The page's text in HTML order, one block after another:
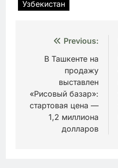
Узбекистан
Навигация
записям
Previous:
В Ташкенте на
продажу
выставлен
«Рисовый базар»:
стартовая цена —
1,2 миллиона
долларов